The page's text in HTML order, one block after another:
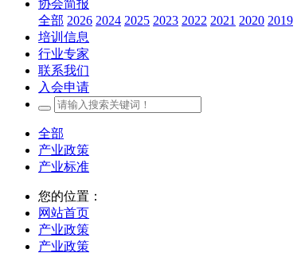
协会简报
全部 2026 2024 2025 2023 2022 2021 2020 2019
培训信息
行业专家
联系我们
入会申请
全部
产业政策
产业标准
您的位置：
网站首页
产业政策
产业政策